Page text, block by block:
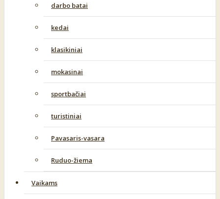
darbo batai
kedai
klasikiniai
mokasinai
sportbačiai
turistiniai
Pavasaris-vasara
Ruduo-žiema
Vaikams